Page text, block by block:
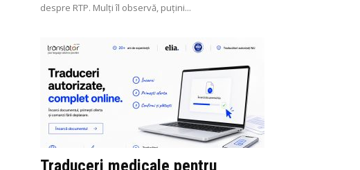
despre RTP. Mulți îl observă, puțini...
Traduceri medicale pentru